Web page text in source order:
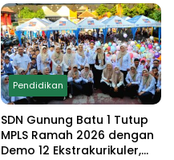
Lomba Edukatif untuk
Cetak Generasi
Berprestasi
Pendidikan
SDN Gunung Batu 1 Tutup
MPLS Ramah 2026 dengan
Demo 12 Ekstrakurikuler,